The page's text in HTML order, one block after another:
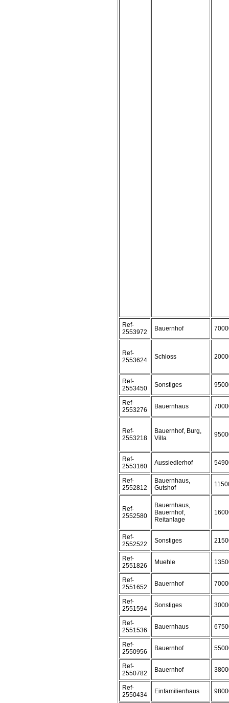
Ref-
2553972
Bauernhof
Ref-
2553624
Schloss
Ref-
2553450
Sonstiges
Ref-
2553276
Bauernhaus
Ref-
2553218
Bauernhof, Burg,
Villa
Ref-
2553160
Aussiedlerhof
Ref-
2552812
Bauernhaus,
Gutshof
Ref-
2552580
Bauernhaus,
Bauernhof,
Reitanlage
Ref-
2552522
Sonstiges
Ref-
2551826
Muehle
Ref-
2551652
Bauernhof
Ref-
2551594
Sonstiges
Ref-
2551536
Bauernhaus
Ref-
2550956
Bauernhof
Ref-
2550782
Bauernhof
Ref-
2550434
Einfamilienhaus